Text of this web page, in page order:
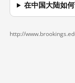
在中国大陆如
http://